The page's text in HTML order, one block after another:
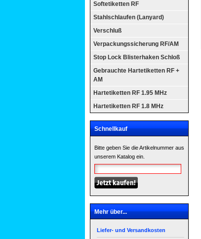
Softetiketten RF
Stahlschlaufen (Lanyard)
Verschluß
Verpackungssicherung RF/AM
Stop Lock Blisterhaken Schloß
Gebrauchte Hartetiketten RF +
AM
Hartetiketten RF 1.95 MHz
Hartetiketten RF 1.8 MHz
Schnellkauf
Bitte geben Sie die Artikelnummer aus
unserem Katalog ein.
Mehr über...
Liefer- und Versandkosten